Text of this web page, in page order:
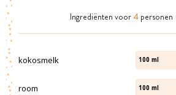
Ingrediënten voor 4 personen
kokosmelk 100 ml
room 100 ml